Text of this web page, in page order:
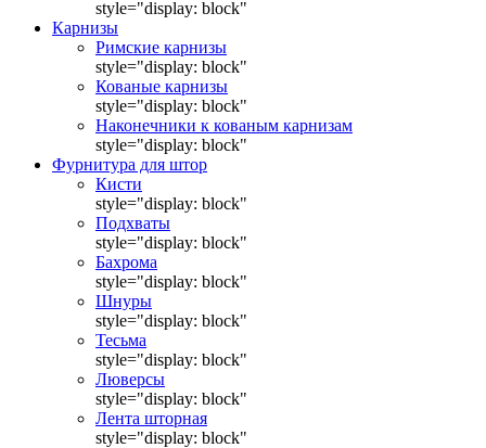
style="display: block"
Карнизы
Римские карнизы
style="display: block"
Кованые карнизы
style="display: block"
Наконечники к кованым карнизам
style="display: block"
Фурнитура для штор
Кисти
style="display: block"
Подхваты
style="display: block"
Бахрома
style="display: block"
Шнуры
style="display: block"
Тесьма
style="display: block"
Люверсы
style="display: block"
Лента шторная
style="display: block"